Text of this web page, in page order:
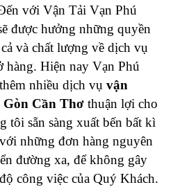
với Vận Tải Vạn Phú
được hưởng những quyền
và chất lượng về dịch vụ
hàng. Hiện nay Vạn Phú
nhiều dịch vụ vận
Gòn Cần Thơ thuận lợi cho
tôi sẵn sàng xuất bến bất kì
những đơn hàng nguyên
đường xa, để không gây
công việc của Quý Khách.